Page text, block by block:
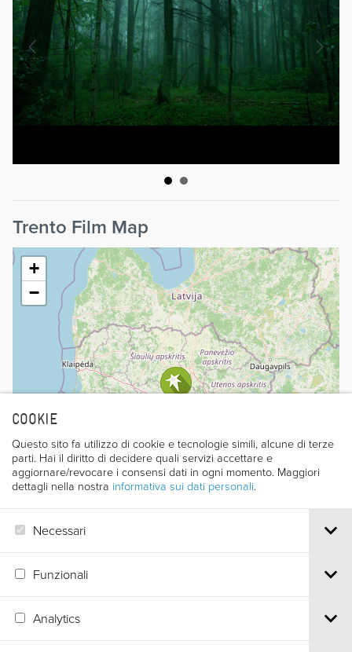
COOKIE
Questo sito fa utilizzo di cookie e tecnologie simili, alcune di terze
parti. Hai il diritto di decidere quali servizi accettare e
aggiornare/revocare i consensi dati in ogni momento. Maggiori
dettagli nella nostra informativa sui dati personali.
Necessari
Funzionali
Analytics
Trento Film Map
+
−
Leaflet|©OpenStreetMapcontributors